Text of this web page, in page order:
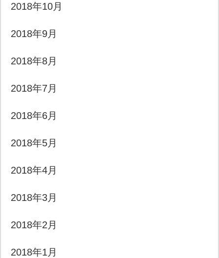
2018年10月
2018年9月
2018年8月
2018年7月
2018年6月
2018年5月
2018年4月
2018年3月
2018年2月
2018年1月